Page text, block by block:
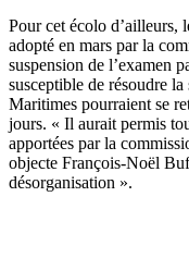
Pour cet écolo d’ailleurs,
adopté en mars par la
suspension de l’examen
susceptible de résoudre
Maritimes pourraient se
jours. « Il aurait permis
apportées par la
objecte François-Noël
désorganisation ».